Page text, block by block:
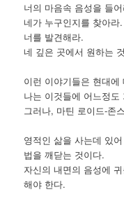
너의 마음속 음성을 들
네가 누구인지를 찾아라.
너를 발견해라.
네 깊은 곳에서 원하는
이런 이야기들은 현대
나는 이것들에 어느정
그러나, 마틴 로이드-존
영적인 삶을 사는데 있
법을 깨닫는 것이다.
자신의 내면의 음성에
해야 한다.